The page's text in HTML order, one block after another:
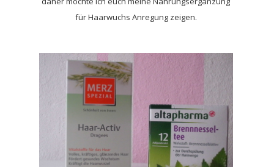
für Haarwuchs Anregung zeigen.